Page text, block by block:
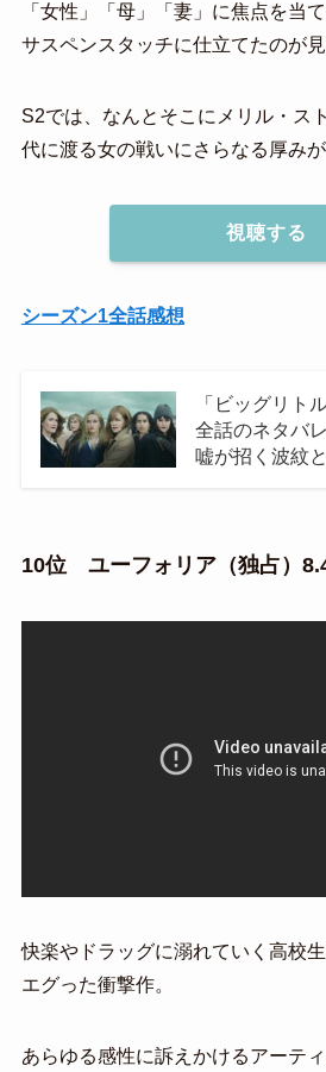
「女性」「母」「妻」に焦点を当
サスペンスタッチに仕立てたのが見
S2では、なんとそこにメリル・ス
代に渡る女の戦いにさらなる厚みが
視聴する
シーズン1全話感想
「ビッグリト
全話のネタバ
嘘が招く波紋
10位 ユーフォリア（独占）
快楽やドラッグに溺れていく高校
エグった衝撃作。
あらゆる感性に訴えかけるアーテ